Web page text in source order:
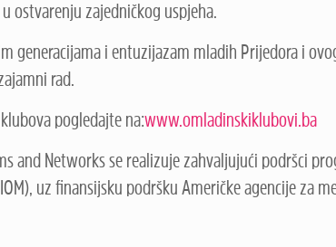
ostvarenju zajedničkog uspjeha.
generacijama i entuzijazam mladih Prijedora i
rad.
pogledajte na:www.omladinskiklubovi.ba
Networks se realizuje zahvaljujući podršci
uz finansijsku podršku Američke agencije za